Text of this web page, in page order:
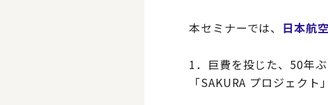
本セミナーでは、 日本航
1．巨費を投じた、50年
「SAKURA プロジェクト